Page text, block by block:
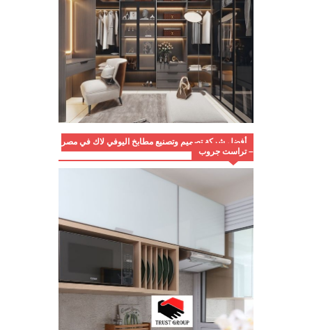
أفضل شركة تصميم وتصنيع مطابخ اليوفي لاك في مصر
– تراست جروب